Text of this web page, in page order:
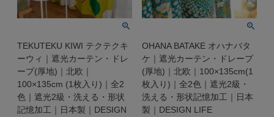
TEKUTEKU KIWI テクテクキ
ーウィ｜遮光カーテン・ドレ
ープ(厚地)｜北欧｜
100×135cm (1枚入り)｜全2
色｜遮光2級・洗える・形状
記憶加工｜日本製｜DESIGN
OHANA BATAKE オハナバタ
ケ｜遮光カーテン・ドレープ
(厚地)｜北欧｜100×135cm(1
枚入り)｜全2色｜遮光2級・
洗える・形状記憶加工｜日本
製｜DESIGN LIFE